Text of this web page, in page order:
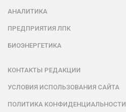
АНАЛИТИКА
ПРЕДПРИЯТИЯ ЛПК
БИОЭНЕРГЕТИКА
КОНТАКТЫ РЕДАКЦИИ
УСЛОВИЯ ИСПОЛЬЗОВАНИЯ САЙТА
ПОЛИТИКА КОНФИДЕНЦИАЛЬНОСТИ